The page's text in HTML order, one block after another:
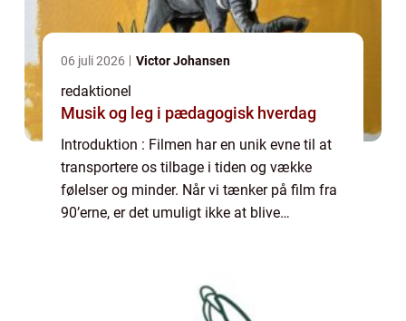
06 juli 2026 Victor Johansen
redaktionel
Musik og leg i pædagogisk hverdag
Introduktion : Filmen har en unik evne til at
transportere os tilbage i tiden og vække
følelser og minder. Når vi tænker på film fra
90’erne, er det umuligt ikke at blive